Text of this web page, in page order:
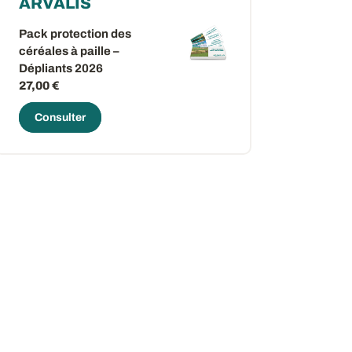
Pack protection des
céréales à paille –
Dépliants 2026
27,00 €
Consulter